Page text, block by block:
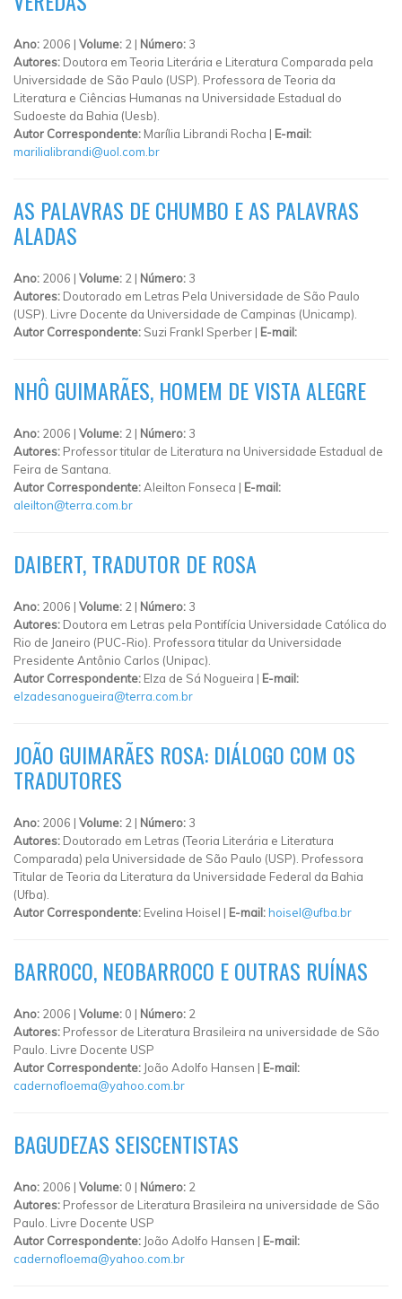
Ano: 2006 | Volume: 2 | Número: 3
Autores: Doutora em Teoria Literária e Literatura Comparada pela
Universidade de São Paulo (USP). Professora de Teoria da
Literatura e Ciências Humanas na Universidade Estadual do
Sudoeste da Bahia (Uesb).
Autor Correspondente: Marília Librandi Rocha | E-mail:
marilialibrandi@uol.com.br
AS PALAVRAS DE CHUMBO E AS PALAVRAS
ALADAS
Ano: 2006 | Volume: 2 | Número: 3
Autores: Doutorado em Letras Pela Universidade de São Paulo
(USP). Livre Docente da Universidade de Campinas (Unicamp).
Autor Correspondente: Suzi Frankl Sperber | E-mail:
NHÔ GUIMARÃES, HOMEM DE VISTA ALEGRE
Ano: 2006 | Volume: 2 | Número: 3
Autores: Professor titular de Literatura na Universidade Estadual de
Feira de Santana.
Autor Correspondente:Aleilton Fonseca | E-mail:
aleilton@terra.com.br
DAIBERT, TRADUTOR DE ROSA
Ano: 2006 | Volume: 2 | Número: 3
Autores: Doutora em Letras pela Pontifícia Universidade Católica do
Rio de Janeiro (PUC-Rio). Professora titular da Universidade
Presidente Antônio Carlos (Unipac).
Autor Correspondente: Elza de Sá Nogueira | E-mail:
elzadesanogueira@terra.com.br
JOÃO GUIMARÃES ROSA: DIÁLOGO COM OS
TRADUTORES
Ano: 2006 | Volume: 2 | Número: 3
Autores: Doutorado em Letras (Teoria Literária e Literatura
Comparada) pela Universidade de São Paulo (USP). Professora
Titular de Teoria da Literatura da Universidade Federal da Bahia
(Ufba).
Autor Correspondente: Evelina Hoisel | E-mail:hoisel@ufba.br
BARROCO, NEOBARROCO E OUTRAS RUÍNAS
Ano: 2006 | Volume: 0 | Número: 2
Autores: Professor de Literatura Brasileira na universidade de São
Paulo. Livre Docente USP
Autor Correspondente: João Adolfo Hansen | E-mail:
cadernofloema@yahoo.com.br
BAGUDEZAS SEISCENTISTAS
Ano: 2006 | Volume: 0 | Número: 2
Autores: Professor de Literatura Brasileira na universidade de São
Paulo. Livre Docente USP
Autor Correspondente: João Adolfo Hansen | E-mail:
cadernofloema@yahoo.com.br